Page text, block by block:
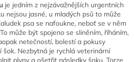
je jedním z nejzávažnějších urgentních
nejsou jasné, u mladých psů to může
psa se nafoukne, neboť se v něm
může být spojeno se sliněním, říháním,
netečností, bolestí a pokusy
šok. Nezbytná je rychlá veterinární
plyny a ošetřit následky šoku. Torze